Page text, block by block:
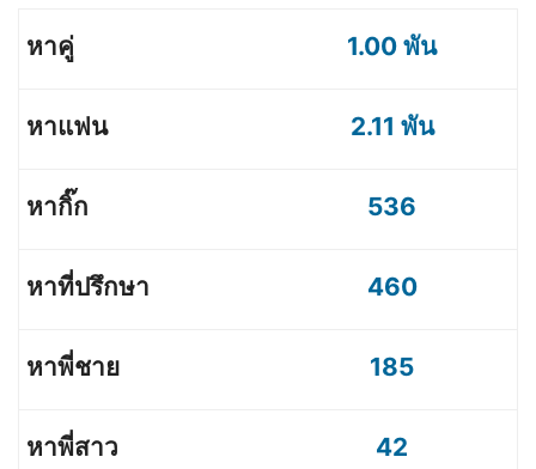
1.00 พัน
2.11 พัน
536
460
185
42